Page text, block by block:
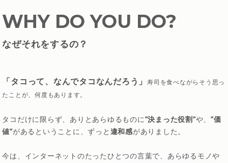
WHY DO YOU DO?
なぜそれをするの？
「タコって、なんでタコなんだろう」寿司を食べながらそう思っ
たことが、何度もあります。
タコだけに限らず、ありとあらゆるものに”決まった役割”や、”価
値”があるということに、ずっと 違和感がありました。
今は、インターネットのたったひとつの言葉で、あらゆるモノや